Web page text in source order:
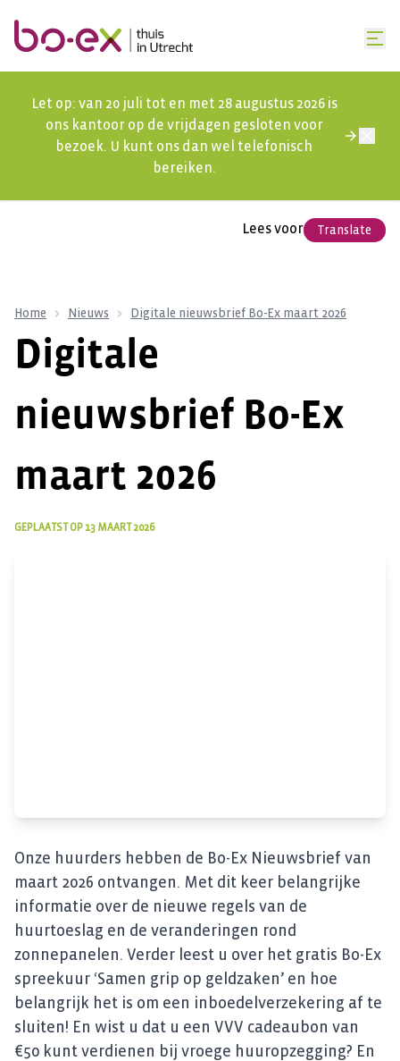
Let op: van 20 juli tot en met 28 augustus 2026 is
ons kantoor op de vrijdagen gesloten voor
bezoek. U kunt ons dan wel telefonisch
bereiken.
Lees voor Translate
Home Nieuws Digitale nieuwsbrief Bo-Ex maart 2026
Digitale
nieuwsbrief Bo-Ex
maart 2026
GEPLAATST OP13 MAART 2026
Onze huurders hebben de Bo-Ex Nieuwsbrief van
maart 2026 ontvangen. Met dit keer belangrijke
informatie over de nieuwe regels van de
huurtoeslag en de veranderingen rond
zonnepanelen. Verder leest u over het gratis Bo-Ex
spreekuur ‘Samen grip op geldzaken’ en hoe
belangrijk het is om een inboedelverzekering af te
sluiten! En wist u dat u een VVV cadeaubon van
€50 kunt verdienen bij vroege huuropzegging? En